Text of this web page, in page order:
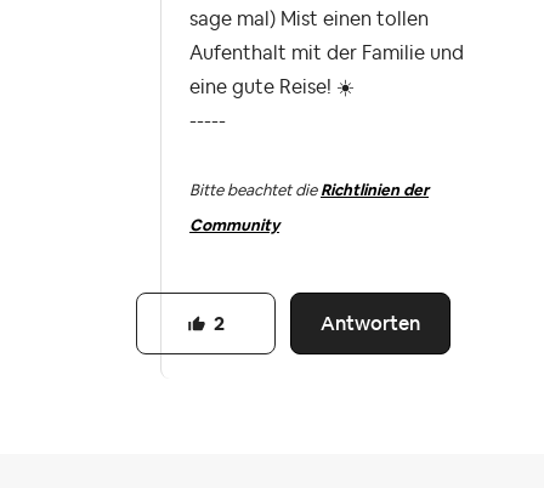
sage mal) Mist einen tollen
Aufenthalt mit der Familie und
eine gute Reise! ☀️
-----
Bitte beachtet die Richtlinien der
Community
Antworten
2